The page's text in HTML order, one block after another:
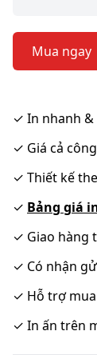
Mua ngay
✓ In nhanh
✓ Giá cả
✓ Thiết kế
✓ Bảng giá
✓ Giao hàng
✓ Có nhận
✓ Hỗ trợ
✓ In ấn trên